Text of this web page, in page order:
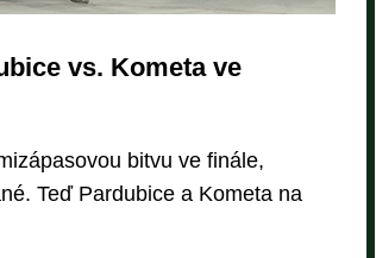
vs. Kometa ve
bitvu ve finále,
Teď Pardubice a Kometa na